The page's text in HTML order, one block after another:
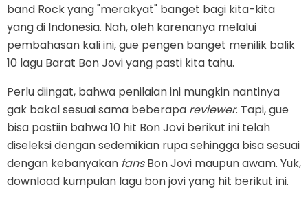
band Rock yang "merakyat" banget bagi kita-kita
yang di Indonesia. Nah, oleh karenanya melalui
pembahasan kali ini, gue pengen banget menilik balik
10 lagu Barat Bon Jovi yang pasti kita tahu.
Perlu diingat, bahwa penilaian ini mungkin nantinya
gak bakal sesuai sama beberapa reviewer. Tapi, gue
bisa pastiin bahwa 10 hit Bon Jovi berikut ini telah
diseleksi dengan sedemikian rupa sehingga bisa sesuai
dengan kebanyakan fansBon Jovi maupun awam. Yuk,
download kumpulan lagu bon jovi yang hit berikut ini.